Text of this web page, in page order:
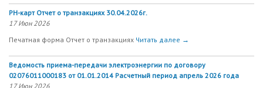
РН-карт Отчет о транзакциях 30.04.2026г.
17 Июн 2026
Печатная форма Отчет о транзакциях Читать далее →
Ведомость приема-передачи электроэнергии по договору
02076011000183 от 01.01.2014 Расчетный период апрель 2026 года
17 Июн 2026